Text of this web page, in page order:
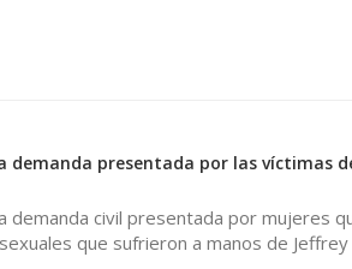
demanda presentada por las víctimas
demanda civil presentada por mujeres
que sufrieron a manos de